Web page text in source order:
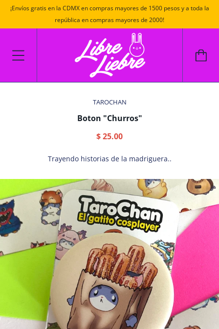
¡Envíos gratis en la CDMX en compras mayores de 1500 pesos y a toda la
república en compras mayores de 2000!
TAROCHAN
Boton "Churros"
$ 25.00
Trayendo historias de la madriguera..